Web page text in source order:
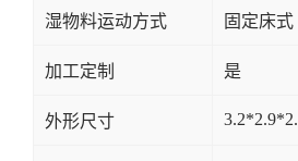
湿物料运动方式 固定床式
加工定制 是
外形尺寸